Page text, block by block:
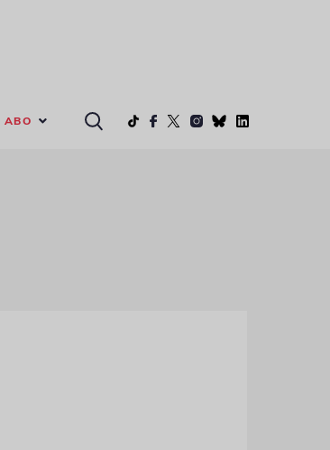
ABO